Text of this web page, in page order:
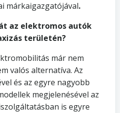
márkaigazgatójával.
az elektromos autók
területén?
már nem
valós alternatíva. Az
és az egyre nagyobb
megjelenésével az
is egyre